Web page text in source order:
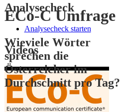
ECo-C Umfrage
Wieviele Wörter
sprechen die
Österreicher im
Durchschnitt pro Tag?
3
Analysecheck
Analysecheck starten
Videos